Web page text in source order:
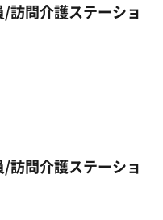
/訪問介護ステーショ
/訪問介護ステーショ